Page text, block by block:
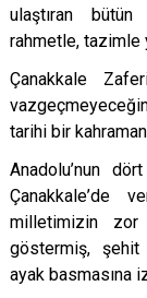
ulaştıran bütün
rahmetle, tazimle
Çanakkale
tarihi bir
Anadolu’nun
Çanakkale’de
milletimizin
göstermiş, şehit
ayak basmasına